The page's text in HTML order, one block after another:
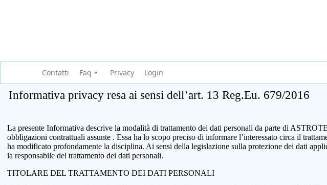
Contatti Faq Privacy Login
Informativa privacy resa ai sensi dell’art. 13 Reg.Eu. 679/2016
La presente Informativa descrive la modalità di trattamento dei dati personali da parte di
obbligazioni contrattuali assunte . Essa ha lo scopo preciso di informare l’interessato circa il
ha modificato profondamente la disciplina. Ai sensi della legislazione sulla protezione dei dati
la responsabile del trattamento dei dati personali.
TITOLARE DEL TRATTAMENTO DEI DATI PERSONALI